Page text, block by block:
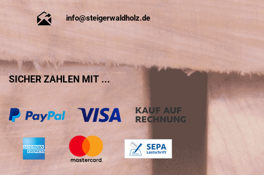
info@steigerwaldholz.de
SICHER ZAHLEN MIT ...